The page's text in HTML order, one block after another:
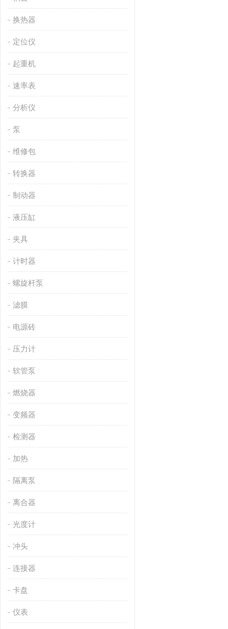
换热器
定位仪
起重机
速率表
分析仪
泵
维修包
转换器
制动器
液压缸
夹具
计时器
螺旋杆泵
滤膜
电源砖
压力计
软管泵
燃烧器
变频器
检测器
加热
隔离泵
离合器
光度计
冲头
连接器
卡盘
仪表